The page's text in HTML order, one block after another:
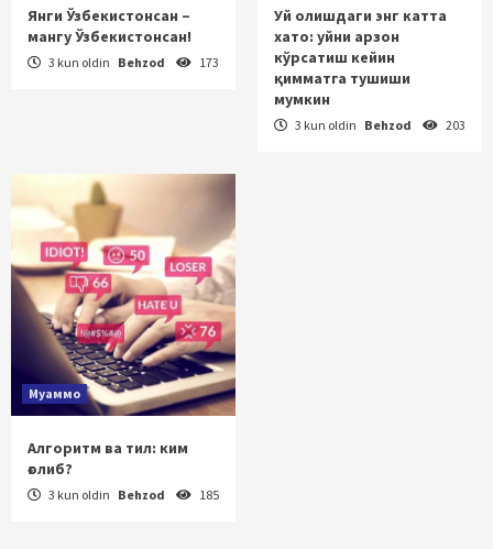
Янги Ўзбекистонсан –
мангу Ўзбекистонсан!
3 kun oldin Behzod 173
Уй олишдаги энг катта
хато: уйни арзон
кўрсатиш кейин
қимматга тушиши
мумкин
3 kun oldin Behzod 203
Муаммо
Алгоритм ва тил: ким
ғолиб?
3 kun oldin Behzod 185